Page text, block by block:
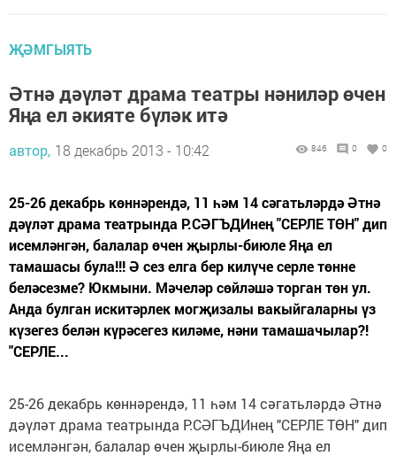
ҖӘМГЫЯТЬ
Әтнә дәүләт драма театры нәниләр өчен
Яңа ел әкияте бүләк итә
автор, 18 декабрь 2013 - 10:42 846 0 0
25-26 декабрь көннәрендә, 11 һәм 14 сәгатьләрдә Әтнә
дәүләт драма театрында Р.СӘГЪДИнең "СЕРЛЕ ТӨН" дип
исемләнгән, балалар өчен җырлы-биюле Яңа ел
тамашасы була!!! Ә сез елга бер килүче серле төнне
беләсезме? Юкмыни. Мәчеләр сөйләшә торган төн ул.
Анда булган искитәрлек могҗизалы вакыйгаларны үз
күзегез белән күрәсегез киләме, нәни тамашачылар?!
"СЕРЛЕ...
25-26 декабрь көннәрендә, 11 һәм 14 сәгатьләрдә Әтнә
дәүләт драма театрында Р.СӘГЪДИнең "СЕРЛЕ ТӨН" дип
исемләнгән, балалар өчен җырлы-биюле Яңа ел